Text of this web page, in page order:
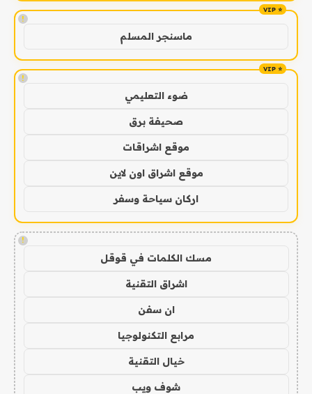
!
ماسنجر المسلم
!
ضوء التعليمي
صحيفة برق
موقع اشراقات
موقع اشراق اون لاين
اركان سياحة وسفر
!
مسك الكلمات في قوقل
اشراق التقنية
ان سفن
مرابع التكنولوجيا
خيال التقنية
شوف ويب